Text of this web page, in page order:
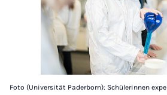
Foto (Universität Paderborn): Schülerinnen